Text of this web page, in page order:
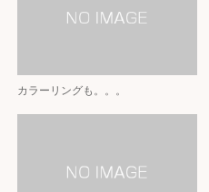
カラーリングも。。。